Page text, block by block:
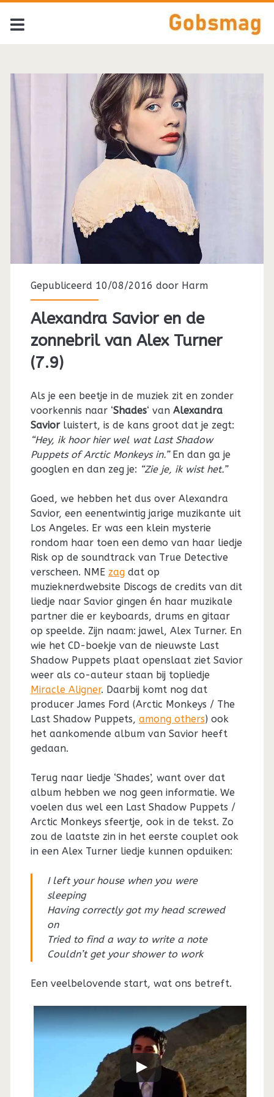
Tag:
<span>Alexandra
Savior</span>
Gepubliceerd 10/08/2016 door Harm
Alexandra Savior en de
zonnebril van Alex Turner
(7.9)
Als je een beetje in de muziek zit en zonder
voorkennis naar ‘Shades‘ van Alexandra
Saviorluistert, is de kans groot dat je zegt:
“Hey, ik hoor hier wel wat Last Shadow
Puppets of Arctic Monkeys in.”En dan ga je
googlen en dan zeg je: “Zie je, ik wist het.”
Goed, we hebben het dus over Alexandra
Savior, een eenentwintig jarige muzikante uit
Los Angeles. Er was een klein mysterie
rondom haar toen een demo van haar liedje
Risk op de soundtrack van True Detective
verscheen. NME zagdat op
muzieknerdwebsite Discogs de credits van dit
liedje naar Savior gingen én haar muzikale
partner die er keyboards, drums en gitaar
op speelde. Zijn naam: jawel, Alex Turner. En
wie het CD-boekje van de nieuwste Last
Shadow Puppets plaat openslaat ziet Savior
weer als co-auteur staan bij topliedje
Miracle Aligner. Daarbij komt nog dat
producer James Ford (Arctic Monkeys / The
Last Shadow Puppets, among others) ook
het aankomende album van Savior heeft
gedaan.
Terug naar liedje ‘Shades’, want over dat
album hebben we nog geen informatie. We
voelen dus wel een Last Shadow Puppets /
Arctic Monkeys sfeertje, ook in de tekst. Zo
zou de laatste zin in het eerste couplet ook
in een Alex Turner liedje kunnen opduiken:
I left your house when you were
sleeping
Having correctly got my head screwed
on
Tried to find a way to write a note
Couldn’t get your shower to work
Een veelbelovende start, wat ons betreft.